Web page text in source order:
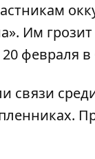
. Им
февраля
.